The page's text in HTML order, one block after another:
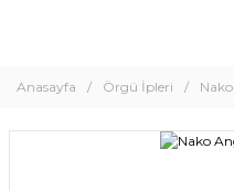
Anasayfa Örgü İpleri Nako